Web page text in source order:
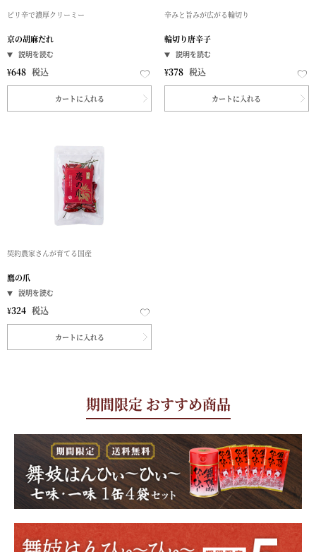
ピリ辛で濃厚クリーミー
京の胡麻だれ
¥648 税込
カートに入れる
辛みと旨みが広がる輪切り
輪切り唐辛子
¥378 税込
カートに入れる
契約農家さんが育てる国産
鷹の爪
¥324 税込
カートに入れる
期間限定 おすすめ商品